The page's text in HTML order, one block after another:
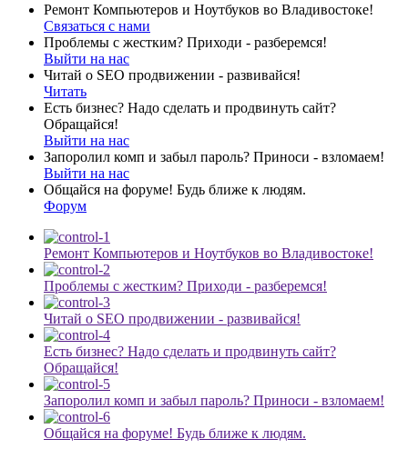
Ремонт Компьютеров и Ноутбуков во Владивостоке!
Связаться с нами
Проблемы с жестким? Приходи - разберемся!
Выйти на нас
Читай о SEO продвижении - развивайся!
Читать
Есть бизнес? Надо сделать и продвинуть сайт?
Обращайся!
Выйти на нас
Запоролил комп и забыл пароль? Приноси - взломаем!
Выйти на нас
Общайся на форуме! Будь ближе к людям.
Форум
Ремонт Компьютеров и Ноутбуков во Владивостоке!
Проблемы с жестким? Приходи - разберемся!
Читай о SEO продвижении - развивайся!
Есть бизнес? Надо сделать и продвинуть сайт?
Обращайся!
Запоролил комп и забыл пароль? Приноси - взломаем!
Общайся на форуме! Будь ближе к людям.